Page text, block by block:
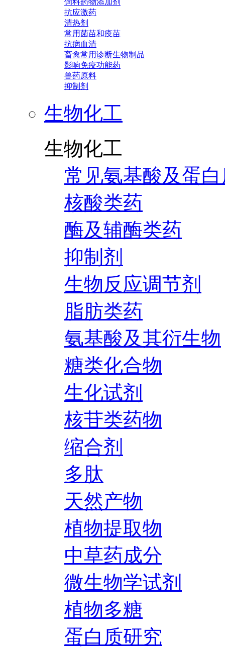
饲料药物添加剂
抗应激药
清热剂
常用菌苗和疫苗
抗病血清
畜禽常用诊断生物制品
影响免疫功能药
兽药原料
抑制剂
生物化工
生物化工
常见氨基酸及蛋
核酸类药
酶及辅酶类药
抑制剂
生物反应调节剂
脂肪类药
氨基酸及其衍生物
糖类化合物
生化试剂
核苷类药物
缩合剂
多肽
天然产物
植物提取物
中草药成分
微生物学试剂
植物多糖
蛋白质研究